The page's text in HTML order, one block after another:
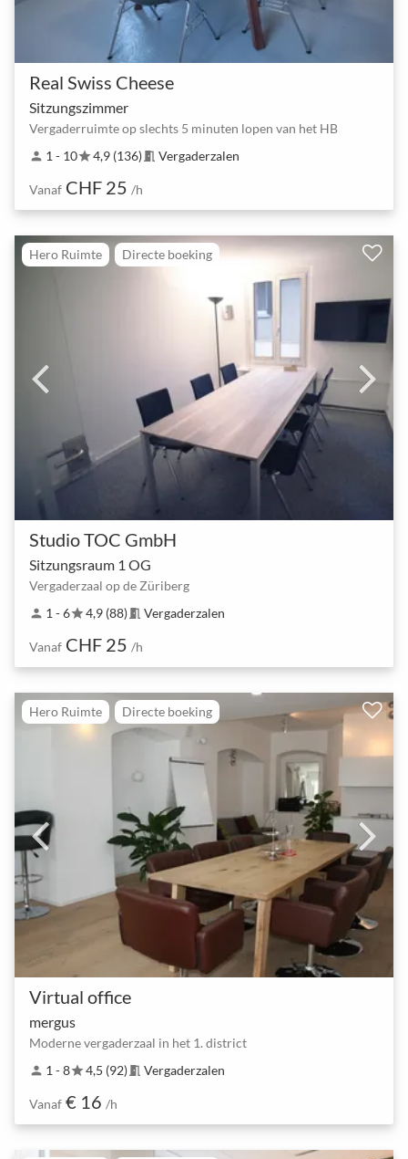
Real Swiss Cheese
Sitzungszimmer
Vergaderruimte op slechts 5 minuten lopen van het HB
person 1 - 10star4,9 (136) meeting_room Vergaderzalen
Vanaf CHF 25 /h
Hero Ruimte Directe boeking
Studio TOC GmbH
Sitzungsraum 1 OG
Vergaderzaal op de Züriberg
person 1 - 6star4,9 (88) meeting_room Vergaderzalen
Vanaf CHF 25 /h
Hero Ruimte Directe boeking
Virtual office
mergus
Moderne vergaderzaal in het 1. district
person 1 - 8star4,5 (92) meeting_room Vergaderzalen
Vanaf € 16 /h